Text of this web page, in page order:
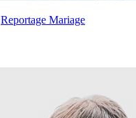
Reportage Mariage